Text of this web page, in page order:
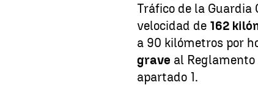
Tráfico de la
velocidad de 162
a 90 kilómetros por
grave al
apartado 1.